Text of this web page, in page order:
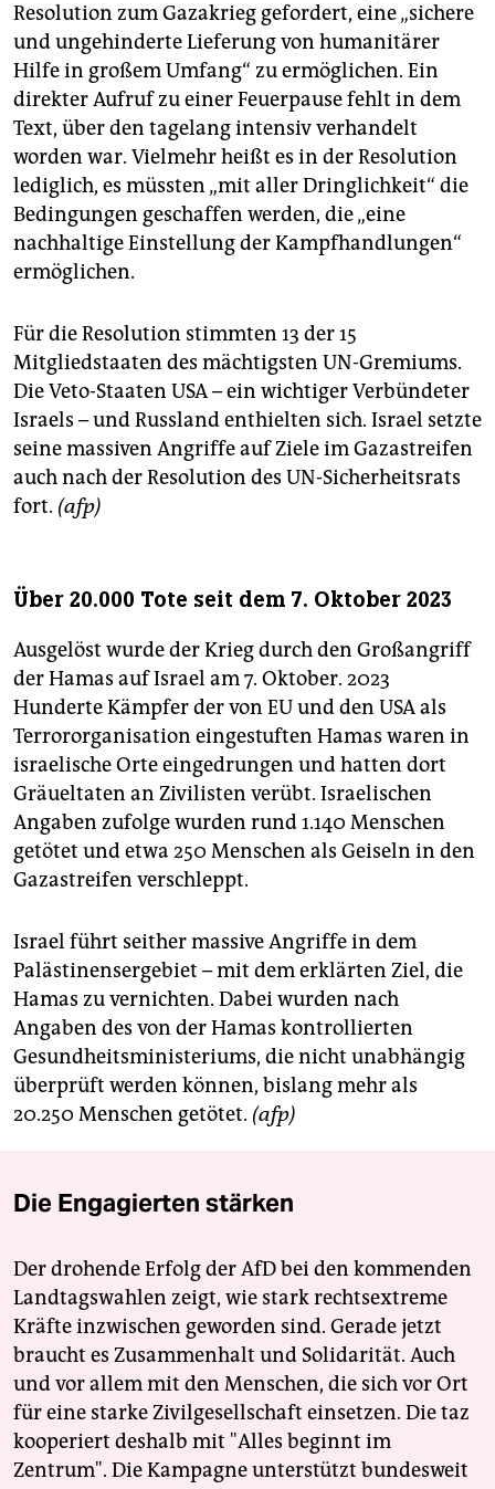
Resolution zum Gazakrieg gefordert, eine „sichere
und ungehinderte Lieferung von humanitärer
Hilfe in großem Umfang“ zu ermöglichen. Ein
direkter Aufruf zu einer Feuerpause fehlt in dem
Text, über den tagelang intensiv verhandelt
worden war. Vielmehr heißt es in der Resolution
lediglich, es müssten „mit aller Dringlichkeit“ die
Bedingungen geschaffen werden, die „eine
nachhaltige Einstellung der Kampfhandlungen“
ermöglichen.
Für die Resolution stimmten 13 der 15
Mitgliedstaaten des mächtigsten UN-Gremiums.
Die Veto-Staaten USA – ein wichtiger Verbündeter
Israels – und Russland enthielten sich. Israel setzte
seine massiven Angriffe auf Ziele im Gazastreifen
auch nach der Resolution des UN-Sicherheitsrats
fort. (afp)
Über 20.000 Tote seit dem 7. Oktober 2023
Ausgelöst wurde der Krieg durch den Großangriff
der Hamas auf Israel am 7. Oktober. 2023
Hunderte Kämpfer der von EU und den USA als
Terrororganisation eingestuften Hamas waren in
israelische Orte eingedrungen und hatten dort
Gräueltaten an Zivilisten verübt. Israelischen
Angaben zufolge wurden rund 1.140 Menschen
getötet und etwa 250 Menschen als Geiseln in den
Gazastreifen verschleppt.
Israel führt seither massive Angriffe in dem
Palästinensergebiet – mit dem erklärten Ziel, die
Hamas zu vernichten. Dabei wurden nach
Angaben des von der Hamas kontrollierten
Gesundheitsministeriums, die nicht unabhängig
überprüft werden können, bislang mehr als
20.250 Menschen getötet. (afp)
Die Engagierten stärken
Der drohende Erfolg der AfD bei den kommenden
Landtagswahlen zeigt, wie stark rechtsextreme
Kräfte inzwischen geworden sind. Gerade jetzt
braucht es Zusammenhalt und Solidarität. Auch
und vor allem mit den Menschen, die sich vor Ort
für eine starke Zivilgesellschaft einsetzen. Die taz
kooperiert deshalb mit "Alles beginnt im
Zentrum". Die Kampagne unterstützt bundesweit